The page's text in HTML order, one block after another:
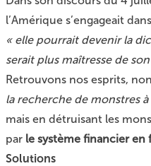
l’Amérique s’engageait
« elle pourrait devenir la
serait plus maîtresse de
Retrouvons nos esprits,
la recherche de monstres
mais en détruisant les
par le système financier en
Solutions